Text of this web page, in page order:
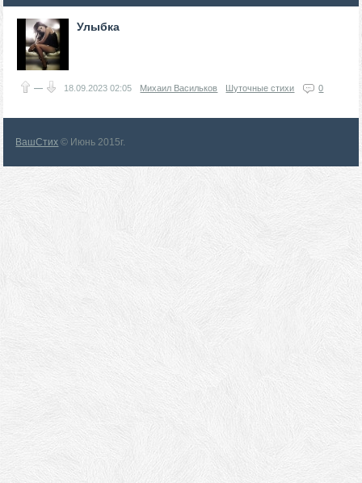
Улыбка
— 18.09.202302:05 Михаил Васильков Шуточные стихи 0
ВашСтих © Июнь 2015г.